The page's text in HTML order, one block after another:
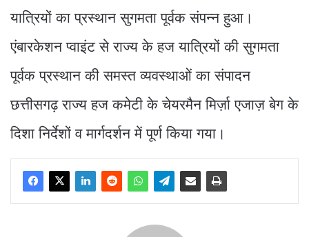
यात्रियों का प्रस्थान सुगमता पूर्वक संपन्न हुआ।
एंबारकेशन प्वाइंट से राज्य के हज यात्रियों की सुगमता
पूर्वक प्रस्थान की समस्त व्यवस्थाओं का संपादन
छत्तीसगढ़ राज्य हज कमेटी के चेयरमैन मिर्ज़ा एजाज़ बेग के
दिशा निर्देशों व मार्गदर्शन में पूर्ण किया गया।